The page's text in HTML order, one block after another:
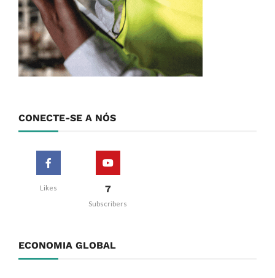
CONECTE-SE A NÓS
Likes 7
Subscribers
ECONOMIA GLOBAL